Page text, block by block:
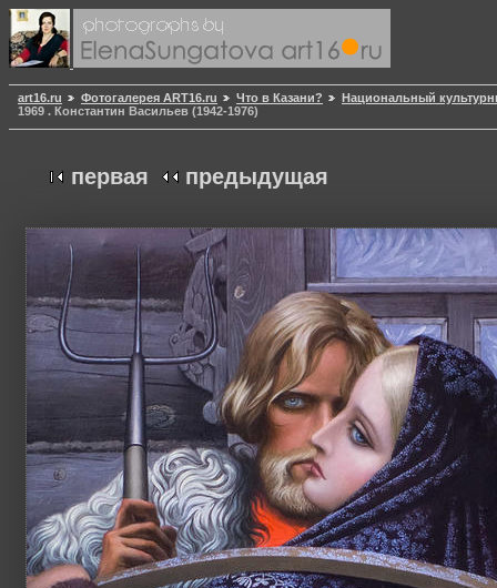
art16.ru Фотогалерея ART16.ru Что в Казани?
Национальный
1969 . Константин Васильев (1942-1976)
первая предыдущая